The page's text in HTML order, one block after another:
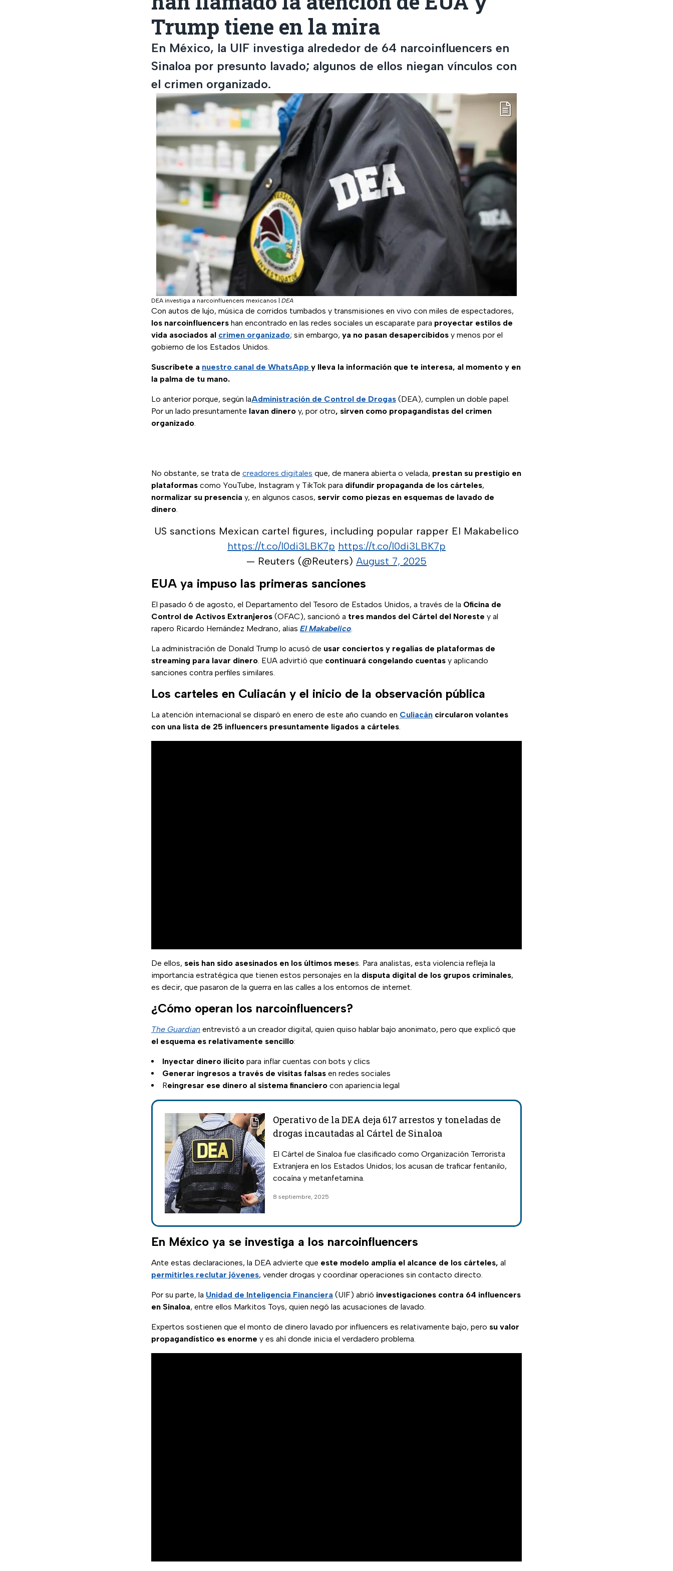
Trump tiene en la mira
En México, la UIF investiga alrededor de 64 narcoinfluencers en
Sinaloa por presunto lavado; algunos de ellos niegan vínculos con
el crimen organizado.
DEA investiga a narcoinfluencers mexicanos | DEA
Con autos de lujo, música de corridos tumbados y transmisiones en vivo con miles de espectadores,
los narcoinfluencers han encontrado en las redes sociales un escaparate para proyectar estilos de
vida asociados al crimen organizado; sin embargo, ya no pasan desapercibidos y menos por el
gobierno de los Estados Unidos.
Suscríbete a nuestro canal de WhatsApp y lleva la información que te interesa, al momento y en
la palma de tu mano.
Lo anterior porque, según laAdministración de Control de Drogas (DEA), cumplen un doble papel.
Por un lado presuntamente lavan dinero y, por otro, sirven como propagandistas del crimen
organizado.
No obstante, se trata de creadores digitales que, de manera abierta o velada, prestan su prestigio en
plataformas como YouTube, Instagram y TikTok para difundir propaganda de los cárteles,
normalizar su presencia y, en algunos casos, servir como piezas en esquemas de lavado de
dinero.
US sanctions Mexican cartel figures, including popular rapper El Makabelico
https://t.co/I0di3LBK7p https://t.co/I0di3LBK7p
— Reuters (@Reuters) August 7, 2025
EUA ya impuso las primeras sanciones
El pasado 6 de agosto, el Departamento del Tesoro de Estados Unidos, a través de la Oficina de
Control de Activos Extranjeros (OFAC), sancionó a tres mandos del Cártel del Noreste y al
rapero Ricardo Hernández Medrano, alias El Makabelico.
La administración de Donald Trump lo acusó de usar conciertos y regalías de plataformas de
streaming para lavar dinero. EUA advirtió que continuará congelando cuentas y aplicando
sanciones contra perfiles similares.
Los carteles en Culiacán y el inicio de la observación pública
La atención internacional se disparó en enero de este año cuando en Culiacán circularon volantes
con una lista de 25 influencers presuntamente ligados a cárteles.
De ellos, seis han sido asesinados en los últimos meses. Para analistas, esta violencia refleja la
importancia estratégica que tienen estos personajes en la disputa digital de los grupos criminales,
es decir, que pasaron de la guerra en las calles a los entornos de internet.
¿Cómo operan los narcoinfluencers?
The Guardian entrevistó a un creador digital, quien quiso hablar bajo anonimato, pero que explicó que
el esquema es relativamente sencillo:
Inyectar dinero ilícito para inflar cuentas con bots y clics
Generar ingresos a través de visitas falsas en redes sociales
Reingresar ese dinero al sistema financiero con apariencia legal
Operativo de la DEA deja 617 arrestos y toneladas de
drogas incautadas al Cártel de Sinaloa
El Cártel de Sinaloa fue clasificado como Organización Terrorista
Extranjera en los Estados Unidos; los acusan de traficar fentanilo,
cocaína y metanfetamina.
8 septiembre, 2025
En México ya se investiga a los narcoinfluencers
Ante estas declaraciones, la DEA advierte que este modelo amplía el alcance de los cárteles, al
permitirles reclutar jóvenes, vender drogas y coordinar operaciones sin contacto directo.
Por su parte, la Unidad de Inteligencia Financiera (UIF) abrió investigaciones contra 64 influencers
en Sinaloa, entre ellos Markitos Toys, quien negó las acusaciones de lavado.
Expertos sostienen que el monto de dinero lavado por influencers es relativamente bajo, pero su valor
propagandístico es enorme y es ahí donde inicia el verdadero problema.